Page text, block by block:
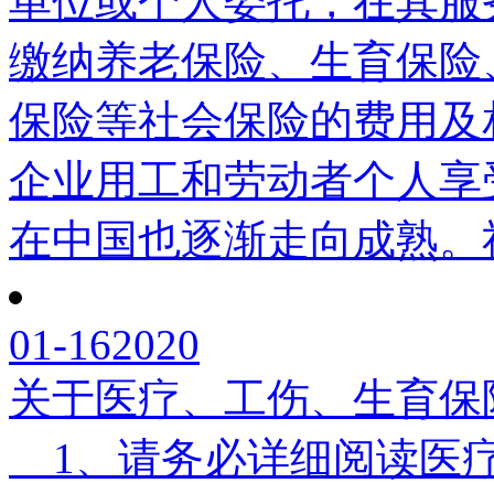
缴纳养老保险、生育保
保险等社会保险的费用
企业用工和劳动者个人
在中国也逐渐走向成熟。
01-162020
关于医疗、工伤、生育
1、请务必详细阅读医